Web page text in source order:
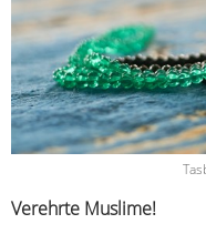
Verehrte Muslime!